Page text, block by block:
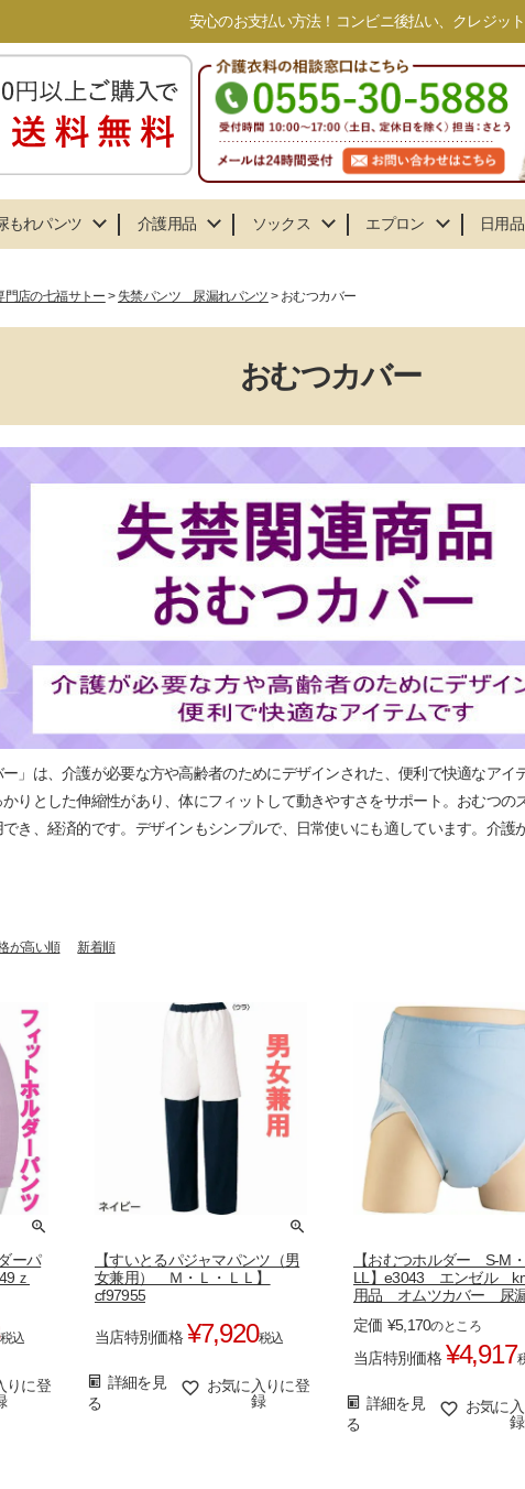
安心のお支払い方法！コンビニ後払い、クレジッ
もれパンツ 介護用品 ソックス エプロン 日用
門店の七福サトー 失禁パンツ 尿漏れパンツ おむつカバー
おむつカバー
」は、介護が必要な方や高齢者のためにデザインされた、便利で快適なア
りとした伸縮性があり、体にフィットして動きやすさをサポート。おむつの
き、経済的です。デザインもシンプルで、日常使いにも適しています。介
が高い順 新着順
ーパ
ｚ
税込
りに登
【すいとるパジャマパンツ（男
女兼用） Ｍ・Ｌ・ＬＬ】
cf97955
当店特別価格 ¥7,920税込
詳細を見
る
お気に入りに登
録
【おむつホルダー S-M
LL】e3043 エンゼル
用品 オムツカバー 尿
定価 ¥5,170のところ
当店特別価格 ¥4,917
詳細を見
る
お気に
録